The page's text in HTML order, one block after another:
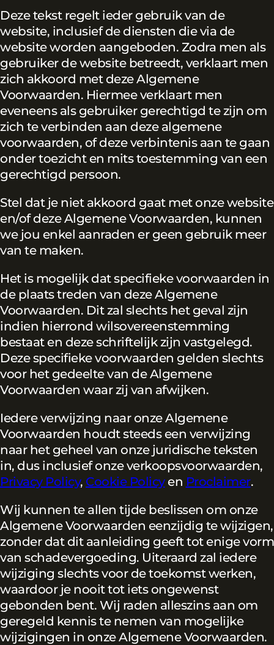
Deze tekst regelt ieder gebruik van de
website, inclusief de diensten die via de
website worden aangeboden. Zodra men als
gebruiker de website betreedt, verklaart men
zich akkoord met deze Algemene
Voorwaarden. Hiermee verklaart men
eveneens als gebruiker gerechtigd te zijn om
zich te verbinden aan deze algemene
voorwaarden, of deze verbintenis aan te gaan
onder toezicht en mits toestemming van een
gerechtigd persoon.
Stel dat je niet akkoord gaat met onze website
en/of deze Algemene Voorwaarden, kunnen
we jou enkel aanraden er geen gebruik meer
van te maken.
Het is mogelijk dat specifieke voorwaarden in
de plaats treden van deze Algemene
Voorwaarden. Dit zal slechts het geval zijn
indien hierrond wilsovereenstemming
bestaat en deze schriftelijk zijn vastgelegd.
Deze specifieke voorwaarden gelden slechts
voor het gedeelte van de Algemene
Voorwaarden waar zij van afwijken.
Iedere verwijzing naar onze Algemene
Voorwaarden houdt steeds een verwijzing
naar het geheel van onze juridische teksten
in, dus inclusief onze verkoopsvoorwaarden,
Privacy Policy, Cookie Policyen Proclaimer.
Wij kunnen te allen tijde beslissen om onze
Algemene Voorwaarden eenzijdig te wijzigen,
zonder dat dit aanleiding geeft tot enige vorm
van schadevergoeding. Uiteraard zal iedere
wijziging slechts voor de toekomst werken,
waardoor je nooit tot iets ongewenst
gebonden bent. Wij raden alleszins aan om
geregeld kennis te nemen van mogelijke
wijzigingen in onze Algemene Voorwaarden.